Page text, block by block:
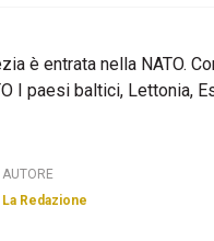
è entrata nella NATO.
I paesi baltici, Lettonia,
AUTORE
La Redazione